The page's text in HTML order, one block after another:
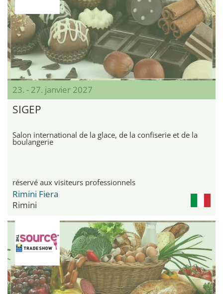
23. - 27. janvier 2027
SIGEP
Salon international de la glace, de la confiserie et de la
boulangerie
réservé aux visiteurs professionnels
Rimini Fiera
Rimini